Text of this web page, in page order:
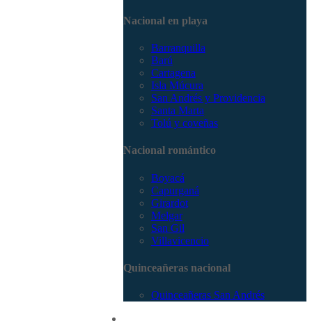
Nacional en playa
Barranquilla
Barú
Cartagena
Isla Múcura
San Andrés y Providencia
Santa Marta
Tolú y coveñas
Nacional romántico
Boyacá
Capurganá
Girardot
Melgar
San Gil
Villavicencio
Quinceañeras nacional
Quinceañeras San Andrés